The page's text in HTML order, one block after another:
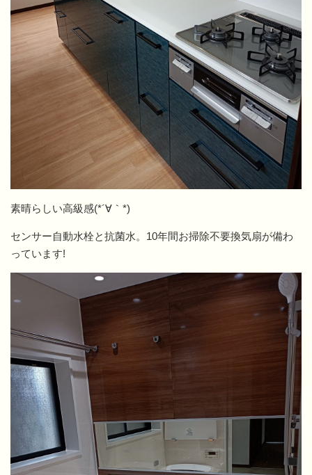
素晴らしい高級感(*´∀｀*)
センサー自動水栓と抗菌水。10年間お掃除不要換気扇が備わ
っています!